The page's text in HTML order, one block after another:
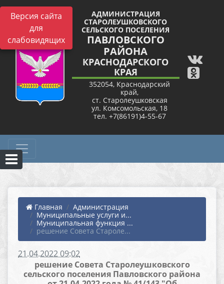
Версия сайта
для
слабовидящих
АДМИНИСТРАЦИЯ
СТАРОЛЕУШКОВСКОГО
СЕЛЬСКОГО ПОСЕЛЕНИЯ
ПАВЛОВСКОГО
РАЙОНА
КРАСНОДАРСКОГО
КРАЯ
352054, Краснодарский
край,
ст. Старолеушковская
ул. Комсомольская, 18
тел. +7(86191)4-55-67
Главная
Администрация
Муниципальные услуги и...
Муниципальная функция ...
решение Совета Староле...
21.04.2022 09:02
решение Совета Старолеушковского
сельского поселения Павловского района